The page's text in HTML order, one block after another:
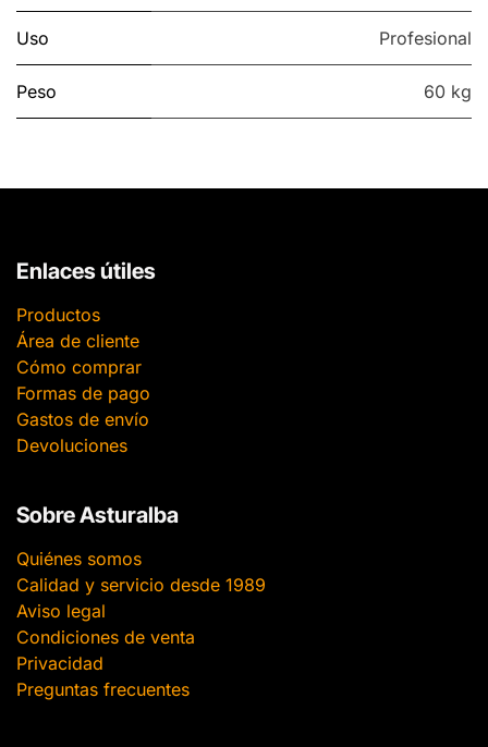
Uso Profesional
Peso 60 kg
Enlaces útiles
Productos
Área de cliente
Cómo comprar
Formas de pago
Gastos de envío
Devoluciones
Sobre Asturalba
Quiénes somos
Calidad y servicio desde 1989
Aviso legal
Condiciones de venta
Privacidad
Preguntas frecuentes